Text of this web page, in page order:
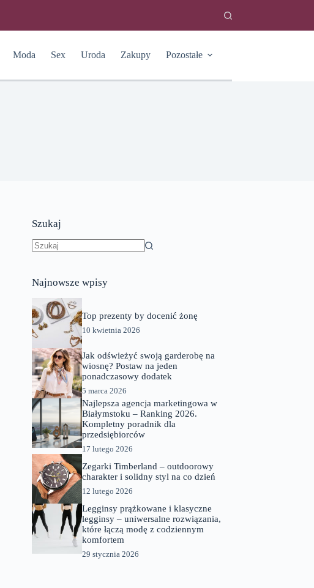
Moda Sex Uroda Zakupy Pozostałe
Szukaj
Najnowsze wpisy
Top prezenty by docenić żonę
10 kwietnia 2026
Jak odświeżyć swoją garderobę na
wiosnę? Postaw na jeden
ponadczasowy dodatek
5 marca 2026
Najlepsza agencja marketingowa w
Białymstoku – Ranking 2026.
Kompletny poradnik dla
przedsiębiorców
17 lutego 2026
Zegarki Timberland – outdoorowy
charakter i solidny styl na co dzień
12 lutego 2026
Legginsy prążkowane i klasyczne
legginsy – uniwersalne rozwiązania,
które łączą modę z codziennym
komfortem
29 stycznia 2026